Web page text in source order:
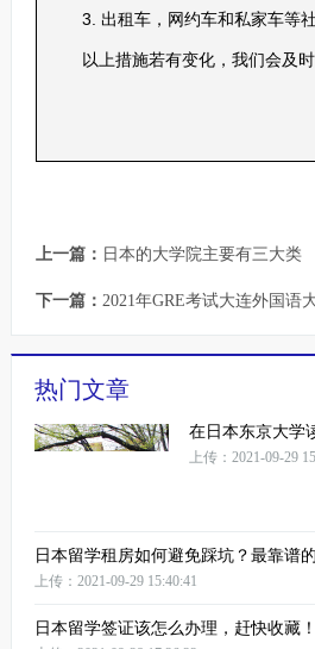
3. 出租车，网约车和私家车等
以上措施若有变化，我们会及时
上一篇： 日本的大学院主要有三大类
下一篇： 2021年GRE考试大连外国语
热门文章
在日本东京大学
上传：2021-09-29
日本留学租房如何避免踩坑？最靠谱
上传：2021-09-29 15:40:41
日本留学签证该怎么办理，赶快收藏！